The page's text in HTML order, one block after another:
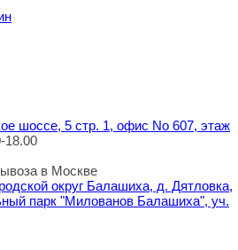
шоссе, 5 стр. 1, офис No 607, этаж
18.00
в Москве
округ Балашиха, д. Дятловка,
парк "Милованов Балашиха", уч.